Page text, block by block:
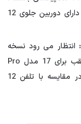
در حالی که تمام مدل های آیفون 16 دارای دوربین جلوی 12
انتظار می رود نسخه
بهبود یافته دوربین 48 مگاپیکسلی عقب برای 17 مدل Pro
منتشر شود. این یک پیشرفت بزرگ در مقایسه با تلفن 12